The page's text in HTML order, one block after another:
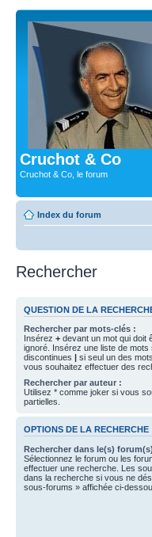
Cruchot & Co
Cruchot & Co, le forum
Index du forum
Rechercher
QUESTION DE LA
Rechercher par mots-clés :
Insérez + devant un mot qui doit
ignoré. Insérez une liste de
discontinues | si seul un des
vous souhaitez effectuer des
Rechercher par auteur :
Utilisez * comme joker si vous
partielles.
OPTIONS DE LA RECHERCHE
Rechercher dans le(s)
Sélectionnez le forum ou les
effectuer une recherche. Les
dans la recherche si vous ne
sous-forums » affichée ci-